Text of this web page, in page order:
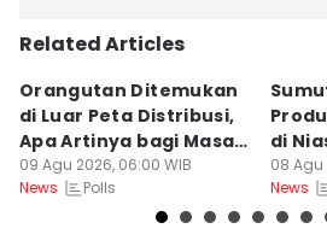
Related Articles
Orangutan Ditemukan
di Luar Peta Distribusi,
Apa Artinya bagi Masa
Depan Konservasi?
09 Agu 2026, 06:00 WIB
News
Polls
di
08 Agu
News